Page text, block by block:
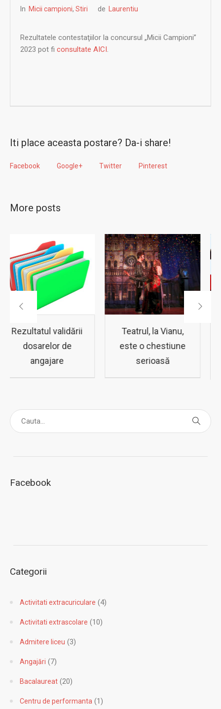
In Micii campioni, Stiri de Laurentiu
Rezultatele contestaţiilor la concursul „Micii Campioni”
2023 pot fi consultate AICI.
Iti place aceasta postare? Da-i share!
Facebook Google+ Twitter Pinterest
More posts
Teatrul, la Vianu,
este o chestiune
serioasă
Subiectele si
baremul de
corectare ZIUA 1
Micii Campioni
Categorii